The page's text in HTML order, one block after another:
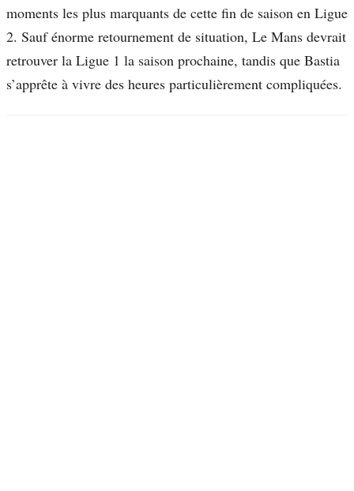
moments les plus marquants de cette fin de saison en Ligue
2. Sauf énorme retournement de situation, Le Mans devrait
retrouver la Ligue 1 la saison prochaine, tandis que Bastia
s’apprête à vivre des heures particulièrement compliquées.